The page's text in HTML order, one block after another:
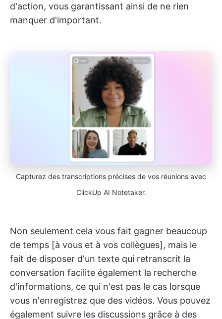
d'action, vous garantissant ainsi de ne rien
manquer d'important.
Capturez des transcriptions précises de vos réunions avec
ClickUp AI Notetaker.
Non seulement cela vous fait gagner beaucoup
de temps [à vous et à vos collègues], mais le
fait de disposer d'un texte qui retranscrit la
conversation facilite également la recherche
d'informations, ce qui n'est pas le cas lorsque
vous n'enregistrez que des vidéos. Vous pouvez
également suivre les discussions grâce à des